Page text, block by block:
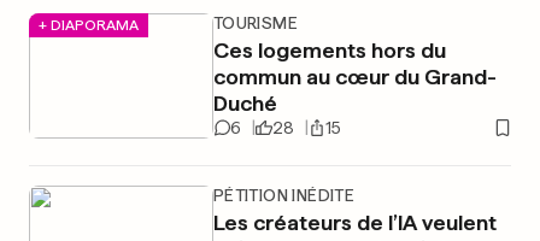
+ DIAPORAMA TOURISME
Ces logements hors du
commun au cœur du Grand-
Duché
6 28 15
PÉTITION INÉDITE
Les créateurs de l’IA veulent